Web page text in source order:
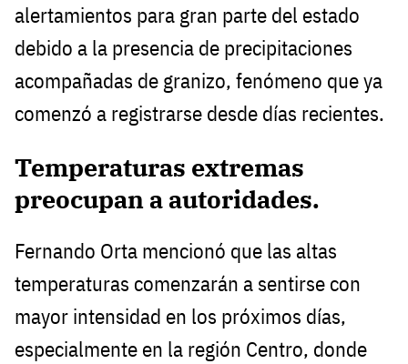
alertamientos para gran parte del estado
debido a la presencia de precipitaciones
acompañadas de granizo, fenómeno que ya
comenzó a registrarse desde días recientes.
Temperaturas extremas
preocupan a autoridades.
Fernando Orta mencionó que las altas
temperaturas comenzarán a sentirse con
mayor intensidad en los próximos días,
especialmente en la región Centro, donde